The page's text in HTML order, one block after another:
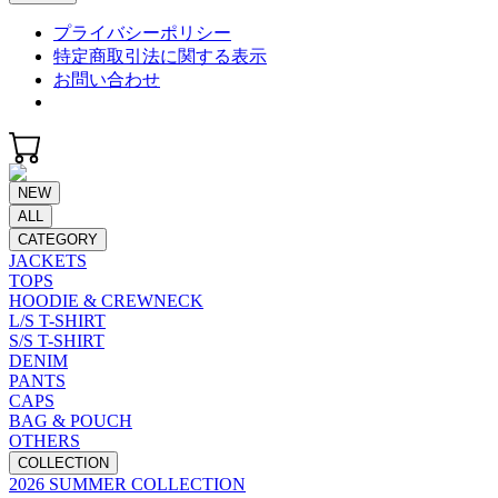
プライバシーポリシー
特定商取引法に関する表示
お問い合わせ
NEW
ALL
CATEGORY
JACKETS
TOPS
HOODIE & CREWNECK
L/S T-SHIRT
S/S T-SHIRT
DENIM
PANTS
CAPS
BAG & POUCH
OTHERS
COLLECTION
2026 SUMMER COLLECTION